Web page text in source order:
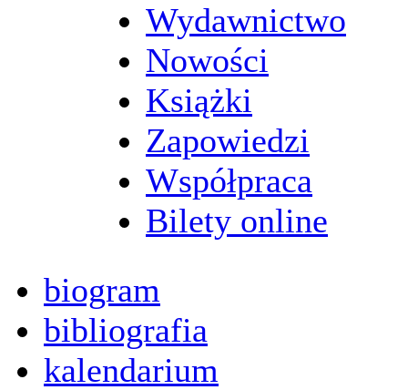
Wydawnictwo
Nowości
Książki
Zapowiedzi
Współpraca
Bilety online
biogram
bibliografia
kalendarium